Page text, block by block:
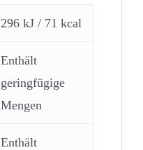
296 kJ / 71 kcal
Enthält
geringfügige
Mengen
Enthält